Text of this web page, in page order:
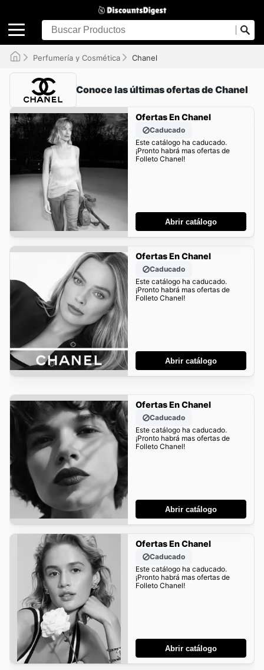
Perfumería y Cosmética Chanel
Conoce las últimas ofertas de Chanel
Ofertas En Chanel
Caducado
Este catálogo ha caducado.
¡Pronto habrá mas ofertas de
Folleto Chanel!
Abrir catálogo
Ofertas En Chanel
Caducado
Este catálogo ha caducado.
¡Pronto habrá mas ofertas de
Folleto Chanel!
Abrir catálogo
Ofertas En Chanel
Caducado
Este catálogo ha caducado.
¡Pronto habrá mas ofertas de
Folleto Chanel!
Abrir catálogo
Ofertas En Chanel
Caducado
Este catálogo ha caducado.
¡Pronto habrá mas ofertas de
Folleto Chanel!
Abrir catálogo